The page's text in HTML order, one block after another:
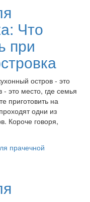
Что
при
остров - это
это место, где семья
приготовить на
одни из
Короче говоря,